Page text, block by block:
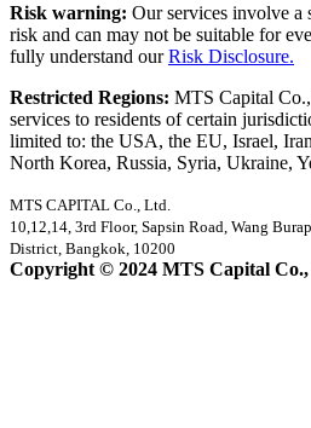
Risk warning: Our services involve a
risk and can may not be suitable for
fully understand ourRisk Disclosure.
Restricted Regions: MTS Capital
services to residents of certain
limited to: the USA, the EU, Israel,
North Korea, Russia, Syria, Ukraine,
MTS CAPITAL Co., Ltd.
10,12,14, 3rd Floor, Sapsin Road, Wang
District, Bangkok, 10200
Copyright © 2024 MTS Capital